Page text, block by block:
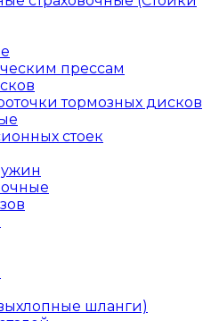
прессам
тормозных дисков
стоек
шланги)